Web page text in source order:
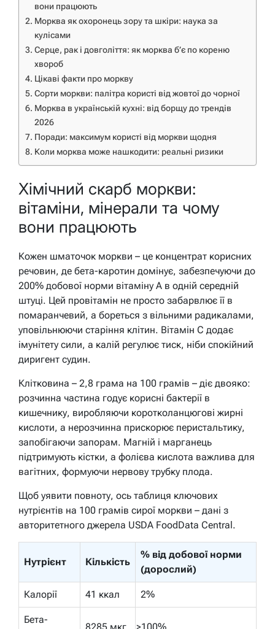
вони працюють
Морква як охоронець зору та шкіри: наука за
кулісами
Серце, рак і довголіття: як морква б’є по кореню
хвороб
Цікаві факти про моркву
Сорти моркви: палітра користі від жовтої до чорної
Морква в українській кухні: від борщу до трендів
2026
Поради: максимум користі від моркви щодня
Коли морква може нашкодити: реальні ризики
Хімічний скарб моркви:
вітаміни, мінерали та чому
вони працюють
Кожен шматочок моркви – це концентрат корисних
речовин, де бета-каротин домінує, забезпечуючи до
200% добової норми вітаміну А в одній середній
штуці. Цей провітамін не просто забарвлює її в
помаранчевий, а бореться з вільними радикалами,
уповільнюючи старіння клітин. Вітамін С додає
імунітету сили, а калій регулює тиск, ніби спокійний
диригент судин.
Клітковина – 2,8 грама на 100 грамів – діє двояко:
розчинна частина годує корисні бактерії в
кишечнику, виробляючи коротколанцюгові жирні
кислоти, а нерозчинна прискорює перистальтику,
запобігаючи запорам. Магній і марганець
підтримують кістки, а фолієва кислота важлива для
вагітних, формуючи нервову трубку плода.
Щоб уявити повноту, ось таблиця ключових
нутрієнтів на 100 грамів сирої моркви – дані з
авторитетного джерела USDA FoodData Central.
Нутрієнт Кількість
% від добової норми
(дорослий)
Калорії 41 ккал 2%
Бета-